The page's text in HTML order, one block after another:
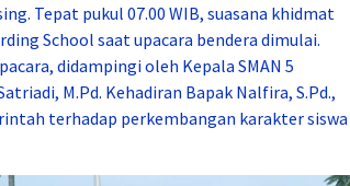
Tepat pukul 07.00 WIB, suasana khidmat
School saat upacara bendera dimulai.
didampingi oleh Kepala SMAN 5
M.Pd. Kehadiran Bapak Nalfira, S.Pd.,
terhadap perkembangan karakter siswa